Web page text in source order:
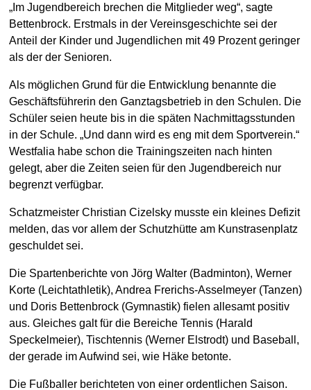
„Im Jugendbereich brechen die Mitglieder weg“, sagte
Bettenbrock. Erstmals in der Vereinsgeschichte sei der
Anteil der Kinder und Jugendlichen mit 49 Prozent geringer
als der der Senioren.
Als möglichen Grund für die Entwicklung benannte die
Geschäftsführerin den Ganztagsbetrieb in den Schulen. Die
Schüler seien heute bis in die späten Nachmittagsstunden
in der Schule. „Und dann wird es eng mit dem Sportverein.“
Westfalia habe schon die Trainingszeiten nach hinten
gelegt, aber die Zeiten seien für den Jugendbereich nur
begrenzt verfügbar.
Schatzmeister Christian Cizelsky musste ein kleines Defizit
melden, das vor allem der Schutzhütte am Kunstrasenplatz
geschuldet sei.
Die Spartenberichte von Jörg Walter (Badminton), Werner
Korte (Leichtathletik), Andrea Frerichs-Asselmeyer (Tanzen)
und Doris Bettenbrock (Gymnastik) fielen allesamt positiv
aus. Gleiches galt für die Bereiche Tennis (Harald
Speckelmeier), Tischtennis (Werner Elstrodt) und Baseball,
der gerade im Aufwind sei, wie Häke betonte.
Die Fußballer berichteten von einer ordentlichen Saison.